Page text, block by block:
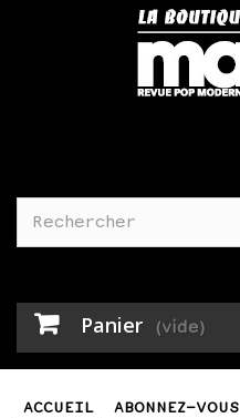
Panier (vide)
ACCUEIL ABONNEZ-VOUS